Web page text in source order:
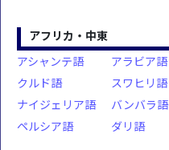
アフリカ・中東
アシャンテ語
アラビア語
クルド語
スワヒリ語
ナイジェリア語
バンバラ語
ペルシア語
ダリ語